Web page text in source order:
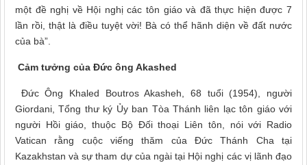
một đề nghị về Hội nghị các tôn giáo và đã thực hiện được 7
lần rồi, thật là điều tuyệt vời! Bà có thể hãnh diện về đất nước
của bà”.
Cảm tưởng của Đức ông Akashed
Đức Ông Khaled Boutros Akasheh, 68 tuổi (1954), người
Giordani, Tổng thư ký Ủy ban Tòa Thánh liên lạc tôn giáo với
người Hồi giáo, thuộc Bộ Đối thoại Liên tôn, nói với Radio
Vatican rằng cuộc viếng thăm của Đức Thánh Cha tại
Kazakhstan và sự tham dự của ngài tại Hội nghị các vị lãnh đạo